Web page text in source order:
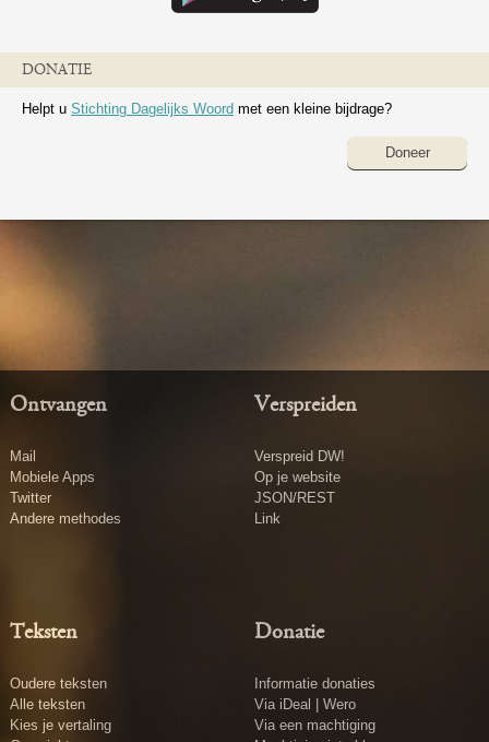
DONATIE
Helpt u Stichting Dagelijks Woord met een kleine bijdrage?
Doneer
Ontvangen
Mail
Mobiele Apps
Twitter
Andere methodes
Verspreiden
Verspreid DW!
Op je website
JSON/REST
Link
Teksten
Oudere teksten
Alle teksten
Kies je vertaling
Donatie
Informatie donaties
Via iDeal | Wero
Via een machtiging